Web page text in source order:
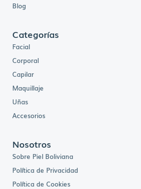
Blog
Categorías
Facial
Corporal
Capilar
Maquillaje
Uñas
Accesorios
Nosotros
Sobre Piel Boliviana
Política de Privacidad
Política de Cookies